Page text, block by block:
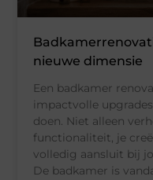
nieuwe dimensie
Een badkamer
impactvolle
doen. Niet alleen
functionaliteit, je
volledig aansluit bij
De badkamer is